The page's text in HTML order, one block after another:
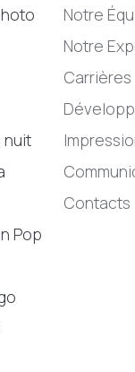
nuit
Pop
Notre
Notre
Carrières
Contacts